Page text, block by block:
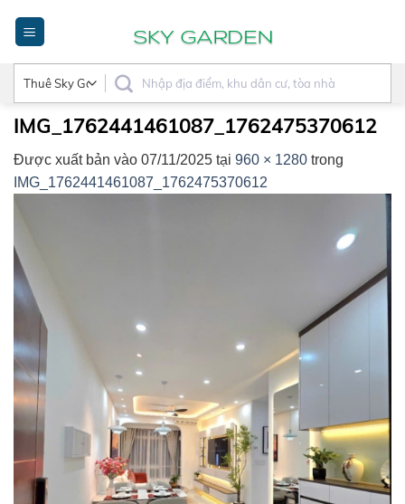
dung
IMG_1762441461087_1762475370612
Được xuất bản vào 07/11/2025 tại 960 × 1280 trong
IMG_1762441461087_1762475370612